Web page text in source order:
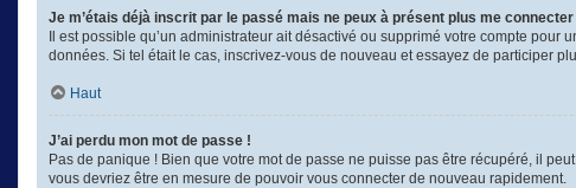
Je m’étais déjà inscrit par le passé mais ne peux à présent plus me connecter
Il est possible qu’un administrateur ait désactivé ou supprimé votre compte
données. Si tel était le cas, inscrivez-vous de nouveau et essayez de participer
Haut
J’ai perdu mon mot de passe !
Pas de panique ! Bien que votre mot de passe ne puisse pas être récupéré, il
vous devriez être en mesure de pouvoir vous connecter de nouveau rapidement.